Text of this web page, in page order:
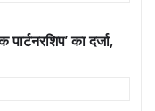
का दर्जा,